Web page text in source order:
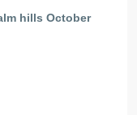
hills October.